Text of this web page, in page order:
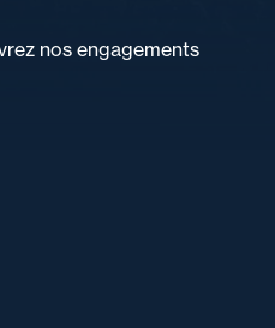
nos engagements